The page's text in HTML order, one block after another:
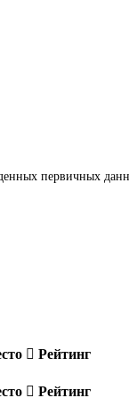
первичных
Рейтинг
Рейтинг